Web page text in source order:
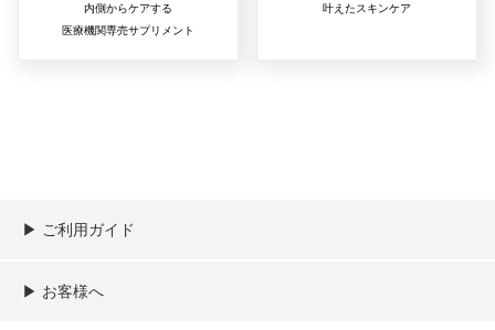
内側からケアする
医療機関専売サプリメント
叶えたスキンケア
▶︎ ご利用ガイド
ご利用ガイド
決済／配送／送料について
取り扱い商品一覧
顧客情報の取扱について
特定商取引法の表記
▶︎ お客様へ